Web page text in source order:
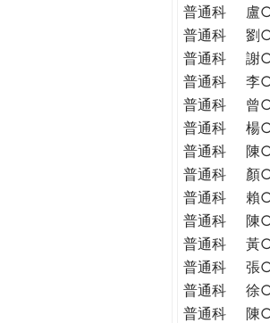
普通科
盧
普通科
劉
普通科
謝
普通科
李
普通科
曾
普通科
楊
普通科
陳
普通科
顏
普通科
賴
普通科
陳
普通科
黃
普通科
張
普通科
徐
普通科
陳